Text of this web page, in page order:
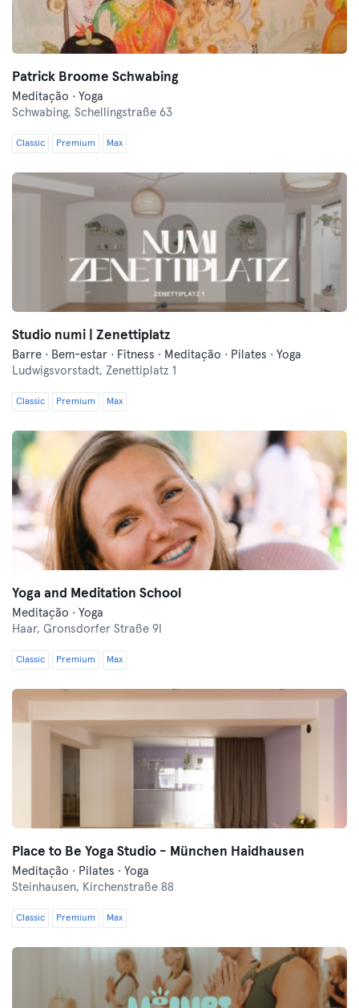
Patrick Broome Schwabing
Meditação · Yoga
Schwabing, Schellingstraße 63
Classic Premium Max
Studio numi | Zenettiplatz
Barre · Bem-estar · Fitness · Meditação · Pilates · Yoga
Ludwigsvorstadt, Zenettiplatz 1
Classic Premium Max
Yoga and Meditation School
Meditação · Yoga
Haar, Gronsdorfer Straße 9I
Classic Premium Max
Place to Be Yoga Studio - München Haidhausen
Meditação · Pilates · Yoga
Steinhausen, Kirchenstraße 88
Classic Premium Max